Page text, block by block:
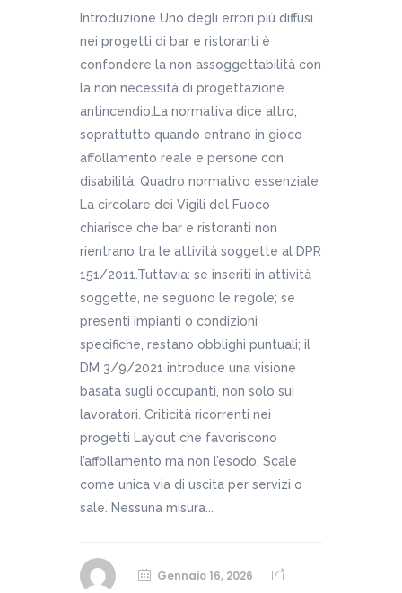
Introduzione Uno degli errori più diffusi
nei progetti di bar e ristoranti è
confondere la non assoggettabilità con
la non necessità di progettazione
antincendio.La normativa dice altro,
soprattutto quando entrano in gioco
affollamento reale e persone con
disabilità. Quadro normativo essenziale
La circolare dei Vigili del Fuoco
chiarisce che bar e ristoranti non
rientrano tra le attività soggette al DPR
151/2011.Tuttavia: se inseriti in attività
soggette, ne seguono le regole; se
presenti impianti o condizioni
specifiche, restano obblighi puntuali; il
DM 3/9/2021 introduce una visione
basata sugli occupanti, non solo sui
lavoratori. Criticità ricorrenti nei
progetti Layout che favoriscono
l’affollamento ma non l’esodo. Scale
come unica via di uscita per servizi o
sale. Nessuna misura...
Gennaio 16, 2026